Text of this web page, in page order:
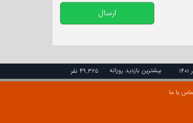
ارسال
بیشترین بازدید روزانه ۴۹,۳۲۵ نفر
با ما